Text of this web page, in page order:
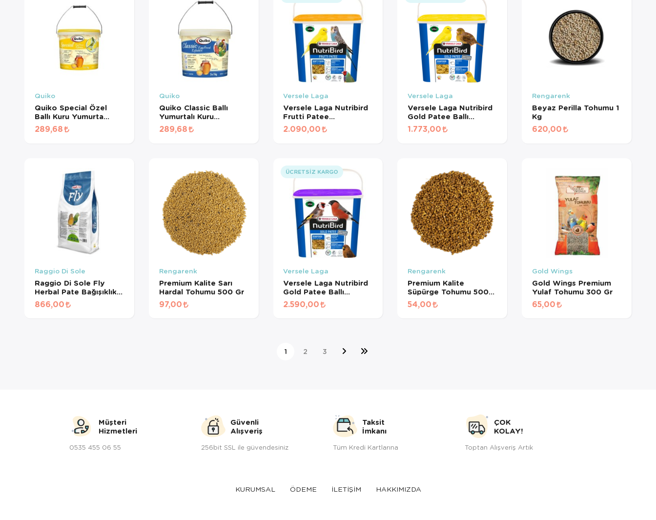
Quiko
Quiko Special Özel
Ballı Kuru Yumurta
Maması (1 KG
BÖLÜNMÜŞ)
289,68
Quiko
Quiko Classic Ballı
Yumurtalı Kuru
Muhabbet Kuşu Maması
(1 KG BÖLÜNMÜŞ)
289,68
Versele Laga
Versele Laga Nutribird
Frutti Patee
Meyveli&Ballı
Kondisyon Maması
2.090,00
Versele Laga
Versele Laga Nutribird
Gold Patee Ballı
Yumurtalı Kanarya
Maması 5 Kg
1.773,00
Rengarenk
Beyaz Perilla Tohumu 1
Kg
620,00
Raggio Di Sole
Raggio Di Sole Fly
Herbal Pate Bağışıklık
Destekleyici Mama 2
Kg
866,00
Rengarenk
Premium Kalite Sarı
Hardal Tohumu 500 Gr
97,00
ÜCRETSIZ KARGO
Versele Laga
Versele Laga Nutribird
Gold Patee Ballı
Böcekli Karidesli Mama
5 Kg (Mor)
2.590,00
Rengarenk
Premium Kalite
Süpürge Tohumu 500
Gr
54,00
Gold Wings
Gold Wings Premium
Yulaf Tohumu 300 Gr
65,00
1 2 3
Müşteri
Hizmetleri
0535 455 06 55
Güvenli
Alışveriş
256bit SSL ile güvendesiniz
Taksit
İmkanı
Tüm Kredi Kartlarına
ÇOK
KOLAY!
Toptan Alışveriş Artık
KURUMSAL ÖDEME İLETİŞİM HAKKIMIZDA